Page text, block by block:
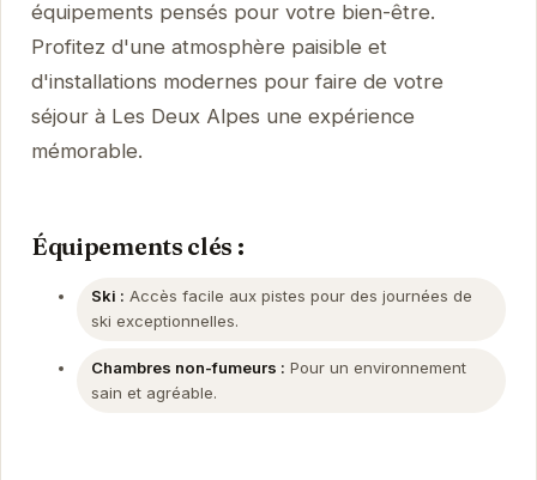
équipements pensés pour votre bien-être.
Profitez d'une atmosphère paisible et
d'installations modernes pour faire de votre
séjour à Les Deux Alpes une expérience
mémorable.
Équipements clés :
Ski : Accès facile aux pistes pour des journées de
ski exceptionnelles.
Chambres non-fumeurs : Pour un environnement
sain et agréable.